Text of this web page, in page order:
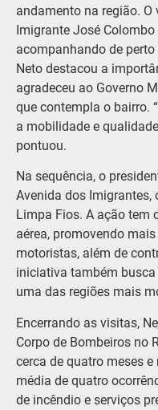
andamento na região. O
Imigrante José
acompanhando de
Neto destacou a
agradeceu ao Governo
que contempla o bairro.
a mobilidade e
pontuou.
Na sequência, o
Avenida dos Imigrantes,
Limpa Fios. A ação tem
aérea, promovendo
motoristas, além de
iniciativa também
uma das regiões mais
Encerrando as visitas,
Corpo de Bombeiros no
cerca de quatro meses
média de quatro
de incêndio e serviços